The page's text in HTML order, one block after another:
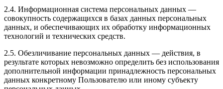
2.4. Информационная система персональных данных —
совокупность содержащихся в базах данных персональных
данных, и обеспечивающих их обработку информационных
технологий и технических средств.
2.5. Обезличивание персональных данных — действия, в
результате которых невозможно определить без использования
дополнительной информации принадлежность персональных
данных конкретному Пользователю или иному субъекту